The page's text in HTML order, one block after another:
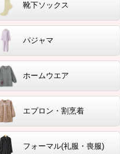
靴下ソックス
パジャマ
ホームウエア
エプロン・割烹着
フォーマル(礼服・喪服)